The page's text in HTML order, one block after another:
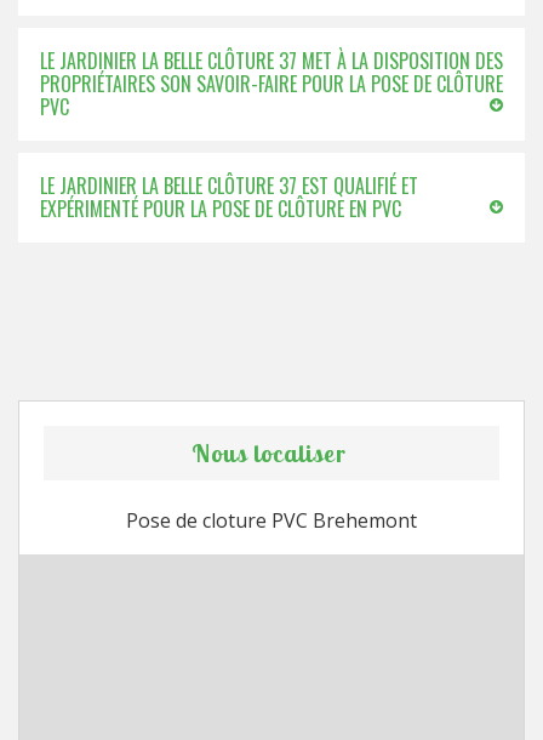
LE JARDINIER LA BELLE CLÔTURE 37 MET À LA DISPOSITION DES
PROPRIÉTAIRES SON SAVOIR-FAIRE POUR LA POSE DE CLÔTURE
PVC
LE JARDINIER LA BELLE CLÔTURE 37 EST QUALIFIÉ ET
EXPÉRIMENTÉ POUR LA POSE DE CLÔTURE EN PVC
Nous localiser
Pose de cloture PVC Brehemont